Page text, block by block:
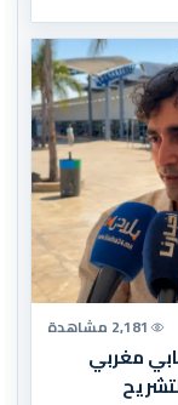
2,181 مشاهدة
مغربي